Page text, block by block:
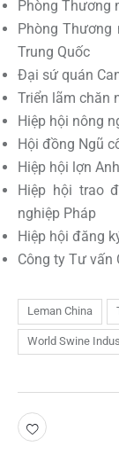
Phòng Thương
Phòng
Trung Quốc
Đại sứ quán
Triển lãm chăn
Hiệp hội nông
Hội đồng Ngũ
Hiệp hội lợn Anh
Hiệp hội trao
nghiệp Pháp
Hiệp hội đăng
Công ty Tư vấn
Leman China
World Swine